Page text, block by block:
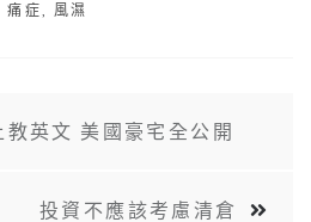
痛症,風濕
英文 美國豪宅全公開
投資不應該考慮清倉